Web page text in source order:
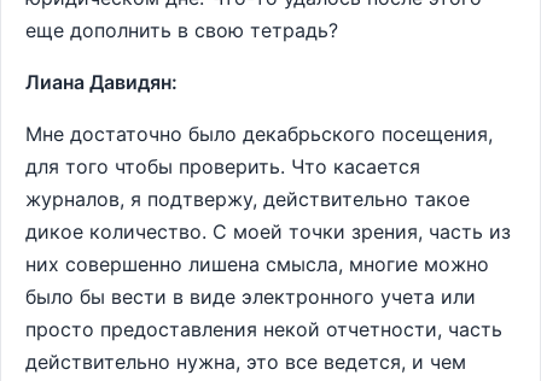
еще дополнить в свою тетрадь?
Лиана Давидян:
Мне достаточно было декабрьского посещения,
для того чтобы проверить. Что касается
журналов, я подтвержу, действительно такое
дикое количество. С моей точки зрения, часть из
них совершенно лишена смысла, многие можно
было бы вести в виде электронного учета или
просто предоставления некой отчетности, часть
действительно нужна, это все ведется, и чем